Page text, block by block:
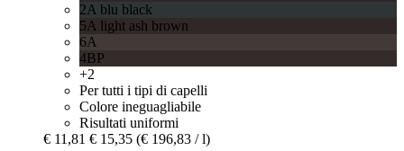
2A blu black
5A light ash brown
6A
4BP
+2
Per tutti i tipi di capelli
Colore ineguagliabile
Risultati uniformi
€ 11,81 € 15,35 (€ 196,83 / l)